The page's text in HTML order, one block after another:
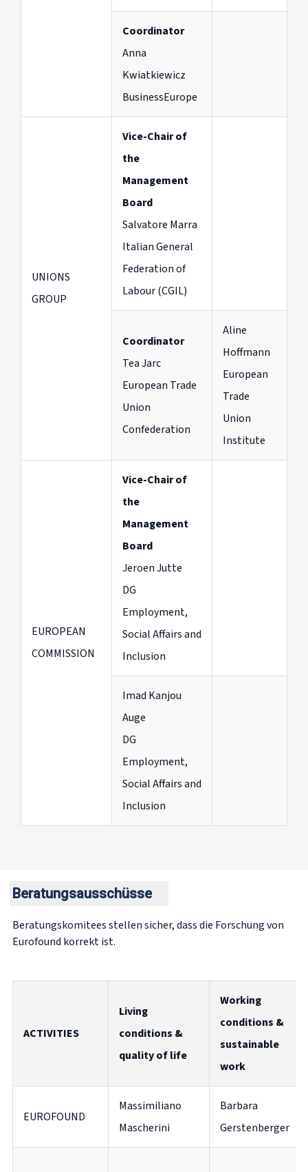
Coordinator
Anna
Kwiatkiewicz
BusinessEurope
UNIONS
GROUP
Vice-Chair of
the
Management
Board
Salvatore Marra
Italian General
Federation of
Labour (CGIL)
Coordinator
Tea Jarc
European Trade
Union
Confederation
Aline
Hoffmann
European
Trade
Union
Institute
EUROPEAN
COMMISSION
Vice-Chair of
the
Management
Board
Jeroen Jutte
DG
Employment,
Social Affairs and
Inclusion
Imad Kanjou
Auge
DG
Employment,
Social Affairs and
Inclusion
Beratungsausschüsse
Beratungskomitees stellen sicher, dass die Forschung von
Eurofound korrekt ist.
ACTIVITIES
Living
conditions &
quality of life
Working
conditions &
sustainable
work
EUROFOUND
Massimiliano
Mascherini
Barbara
Gerstenberger